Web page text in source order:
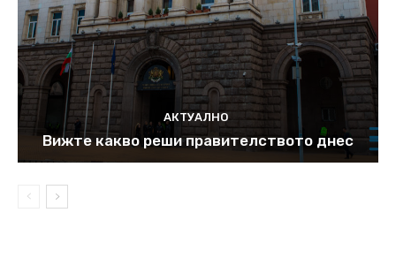
АКТУАЛНО
Вижте какво реши правителството днес